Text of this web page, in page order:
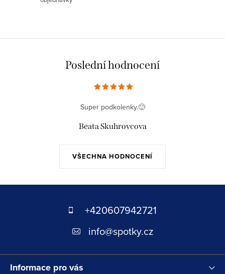
Poslední hodnocení
VŠECHNA HODNOCENÍ
Super podkolenky.🙂
Beata Skuhrovcova
t
+420607942721
info@spotky.cz
Informace pro vás